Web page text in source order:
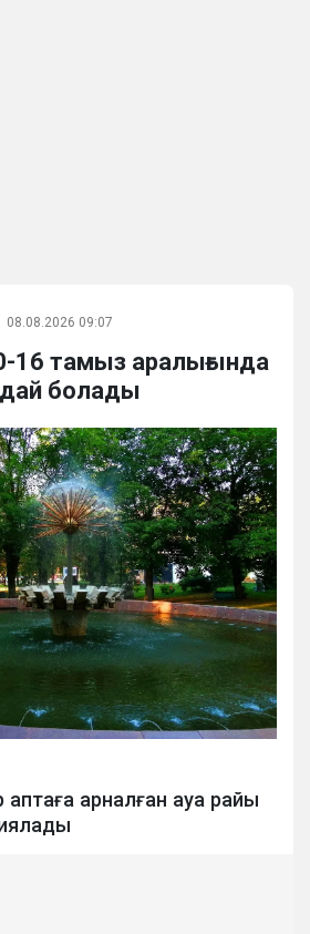
08.08.2026 09:07
тамыз аралығында
болады
аптаға арналған ауа райы